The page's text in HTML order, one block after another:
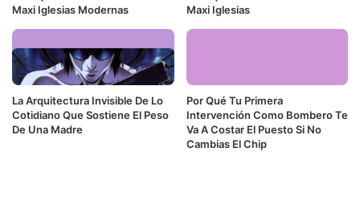
Maxi Iglesias Modernas
Maxi Iglesias
La Arquitectura Invisible De Lo
Cotidiano Que Sostiene El Peso
De Una Madre
Por Qué Tu Primera
Intervención Como Bombero Te
Va A Costar El Puesto Si No
Cambias El Chip